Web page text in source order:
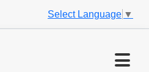
Select Language ▼